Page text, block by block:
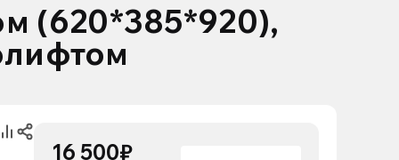
(620*385*920),
16 500₽